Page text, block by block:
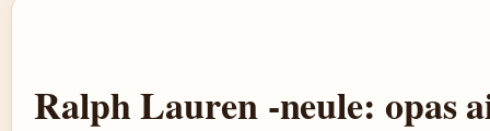
Ralph Lauren -neule: opas